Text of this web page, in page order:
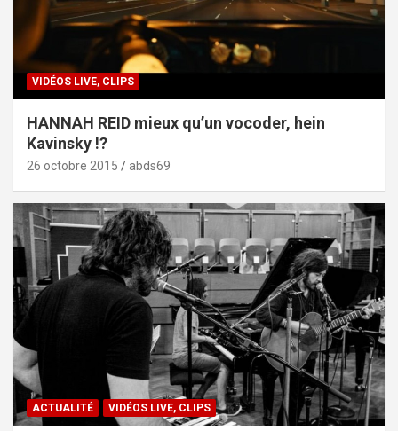
VIDÉOS LIVE, CLIPS
HANNAH REID mieux qu’un vocoder, hein
Kavinsky !?
26 octobre 2015 abds69
ACTUALITÉ VIDÉOS LIVE, CLIPS